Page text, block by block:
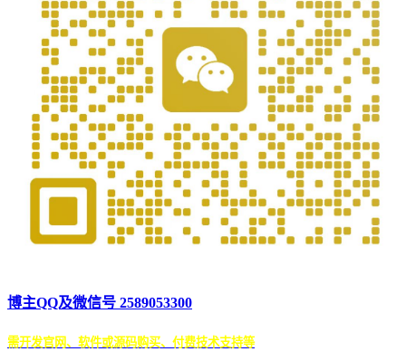
博主QQ及微信号 2589053300
需开发官网、软件或源码购买、付费技术支持等